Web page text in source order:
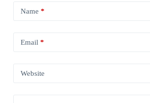
Name *
Email *
Website